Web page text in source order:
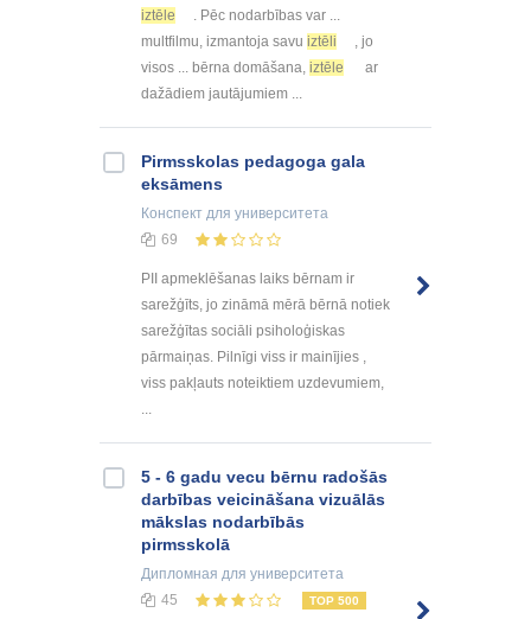
iztēle
. Pēc nodarbības var ...
multfilmu, izmantoja savu iztēli
, jo
visos ... bērna domāšana, iztēle
ar
dažādiem jautājumiem ...
Pirmsskolas pedagoga gala
eksāmens
Конспект для университета
69
PII apmeklēšanas laiks bērnam ir
sarežģīts, jo zināmā mērā bērnā notiek
sarežģītas sociāli psiholoģiskas
pārmaiņas. Pilnīgi viss ir mainījies ,
viss pakļauts noteiktiem uzdevumiem,
...
5 - 6 gadu vecu bērnu radošās
darbības veicināšana vizuālās
mākslas nodarbībās
pirmsskolā
Дипломная для университета
45
TOP 500